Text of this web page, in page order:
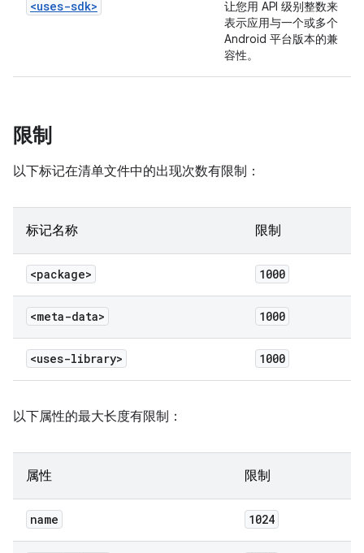
<uses-sdk>
让您用 API 级别整数来
表示应用与一个或多个
Android 平台版本的兼
容性。
限制
以下标记在清单文件中的出现次数有限制：
标记名称 限制
<package> 1000
<meta-data> 1000
<uses-library> 1000
以下属性的最大长度有限制：
属性 限制
name 1024